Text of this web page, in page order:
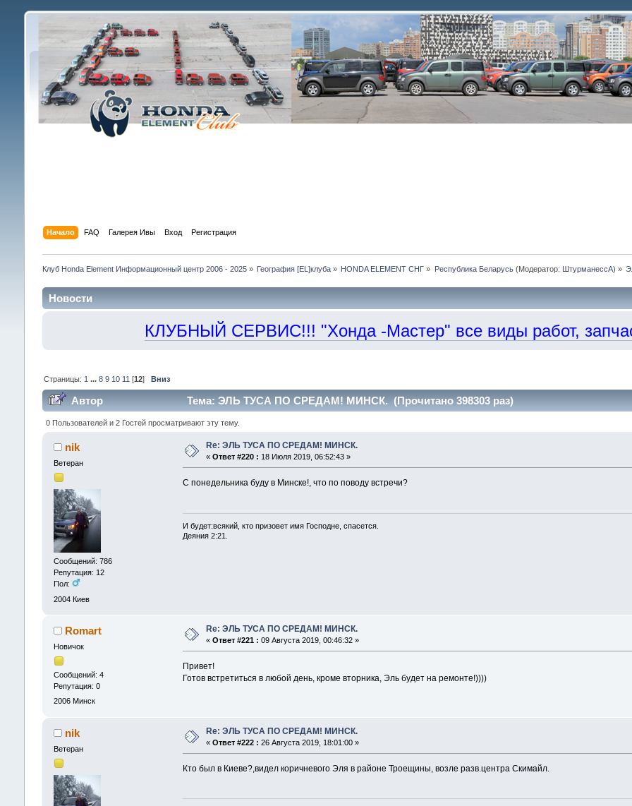
Начало FAQ Галерея Ивы Вход Регистрация
Клуб Honda Element Информационный центр 2006 - 2025» География [EL]клуба » HONDA ELEMENT СНГ » Республика Беларусь(Модератор: ШтурманессА) »
Новости
КЛУБНЫЙ СЕРВИС!!! "Хонда -Мастер" все виды работ,
Страницы: 1 ... 8 9 10 11 [12] Вниз
Автор Тема: ЭЛЬ ТУСА ПО СРЕДАМ! МИНСК. (Прочитано 398303 раз)
0 Пользователей и 2 Гостей просматривают эту тему.
nik
Ветеран
Сообщений: 786
Репутация: 12
Пол:
2004 Киев
Re: ЭЛЬ ТУСА ПО СРЕДАМ! МИНСК.
« Ответ #220 : 18 Июля 2019, 06:52:43 »
С понедельника буду в Минске!, что по поводу встречи?
И будет:всякий, кто призовет имя Господне, спасется.
Деяния 2:21.
Romart
Новичок
Сообщений: 4
Репутация: 0
2006 Минск
Re: ЭЛЬ ТУСА ПО СРЕДАМ! МИНСК.
« Ответ #221 : 09 Августа 2019, 00:46:32 »
Привет!
Готов встретиться в любой день, кроме вторника, Эль будет на ремонте!))))
nik
Ветеран
Re: ЭЛЬ ТУСА ПО СРЕДАМ! МИНСК.
« Ответ #222 : 26 Августа 2019, 18:01:00 »
Кто был в Киеве?,видел коричневого Эля в районе Троещины, возле разв.центра Скимайл.